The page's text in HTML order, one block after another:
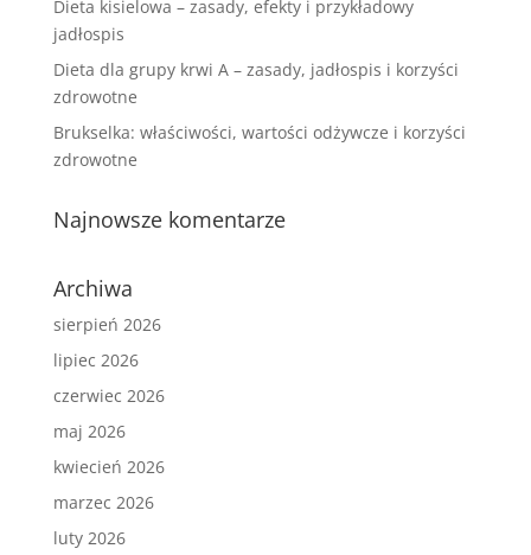
Dieta kisielowa – zasady, efekty i przykładowy
jadłospis
Dieta dla grupy krwi A – zasady, jadłospis i korzyści
zdrowotne
Brukselka: właściwości, wartości odżywcze i korzyści
zdrowotne
Najnowsze komentarze
Archiwa
sierpień 2026
lipiec 2026
czerwiec 2026
maj 2026
kwiecień 2026
marzec 2026
luty 2026